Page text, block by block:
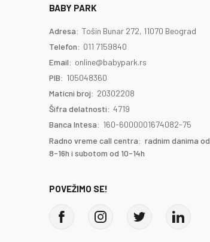
BABY PARK
Adresa: Tošin Bunar 272, 11070 Beograd
Telefon: 011 7159840
Email: online@babypark.rs
PIB: 105048360
Maticni broj: 20302208
Šifra delatnosti: 4719
Banca Intesa: 160-6000001674082-75
Radno vreme call centra: radnim danima od
8-16h i subotom od 10-14h
POVEŽIMO SE!